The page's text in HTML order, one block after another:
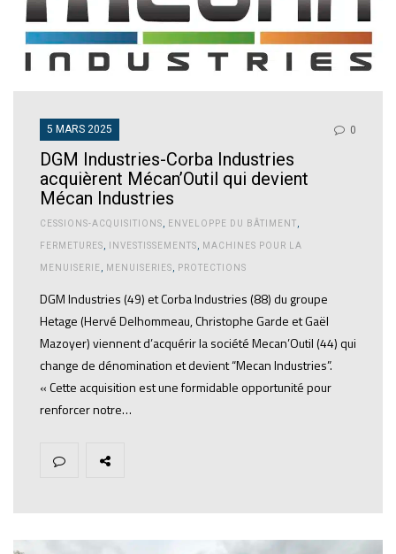
5 MARS 2025 0
DGM Industries-Corba Industries
acquièrent Mécan’Outil qui devient
Mécan Industries
CESSIONS-ACQUISITIONS ENVELOPPE DU BÂTIMENT
FERMETURES INVESTISSEMENTS MACHINES POUR LA
MENUISERIE MENUISERIES PROTECTIONS
DGM Industries (49) et Corba Industries (88) du groupe
Hetage (Hervé Delhommeau, Christophe Garde et Gaël
Mazoyer) viennent d’acquérir la société Mecan’Outil (44) qui
change de dénomination et devient “Mecan Industries”.
« Cette acquisition est une formidable opportunité pour
renforcer notre…